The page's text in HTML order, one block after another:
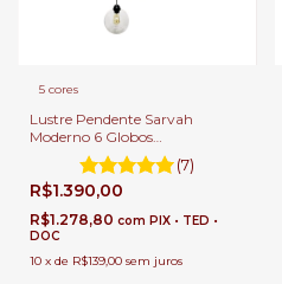
5 cores
Lustre Pendente Sarvah
Moderno 6 Globos
Transparente Para Escadas e
Casas Pé Direito Duplo e Alto.
(7)
R$1.390,00
R$1.278,80 com PIX • TED •
DOC
10 x de R$139,00 sem juros